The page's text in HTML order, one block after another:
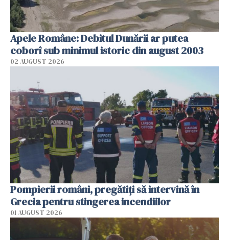
Apele Române: Debitul Dunării ar putea
coborî sub minimul istoric din august 2003
02 AUGUST 2026
Pompierii români, pregătiţi să intervină în
Grecia pentru stingerea incendiilor
01 AUGUST 2026